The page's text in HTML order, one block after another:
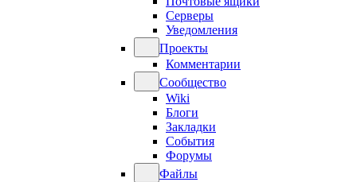
Серверы
Уведомления
Проекты
Комментарии
Сообщество
Wiki
Блоги
Закладки
События
Форумы
Файлы